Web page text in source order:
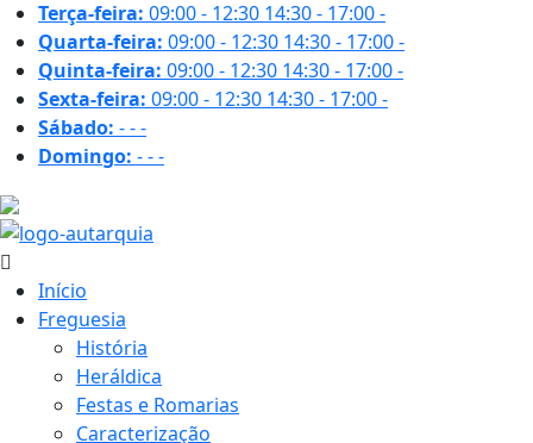
Terça-feira: 09:00 - 12:30 14:30 - 17:00-
Quarta-feira: 09:00 - 12:30 14:30 - 17:00-
Quinta-feira: 09:00 - 12:30 14:30 - 17:00-
Sexta-feira: 09:00 - 12:30 14:30 - 17:00-
Sábado: ---
Domingo: ---
Início
Freguesia
História
Heráldica
Festas e Romarias
Caracterização